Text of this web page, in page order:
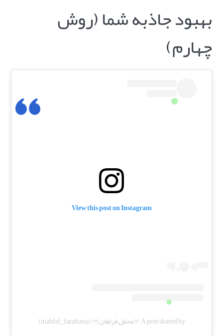
بهبود جاذبه شما (روش
چهارم)
View this post on Instagram
A post shared by ♾️محفل فراهان♾️ (@mahfel_farahan)